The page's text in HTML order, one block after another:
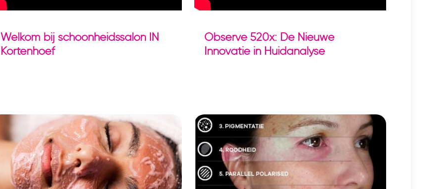
Welkom bij schoonheidssalon IN
Kortenhoef
Observe 520x: De Nieuwe
Innovatie in Huidanalyse